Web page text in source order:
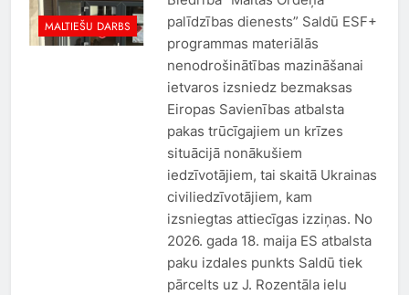
MALTIEŠU DARBS
palīdzības dienests” Saldū ESF+
programmas materiālās
nenodrošinātības mazināšanai
ietvaros izsniedz bezmaksas
Eiropas Savienības atbalsta
pakas trūcīgajiem un krīzes
situācijā nonākušiem
iedzīvotājiem, tai skaitā Ukrainas
civiliedzīvotājiem, kam
izsniegtas attiecīgas izziņas. No
2026. gada 18. maija ES atbalsta
paku izdales punkts Saldū tiek
pārcelts uz J. Rozentāla ielu